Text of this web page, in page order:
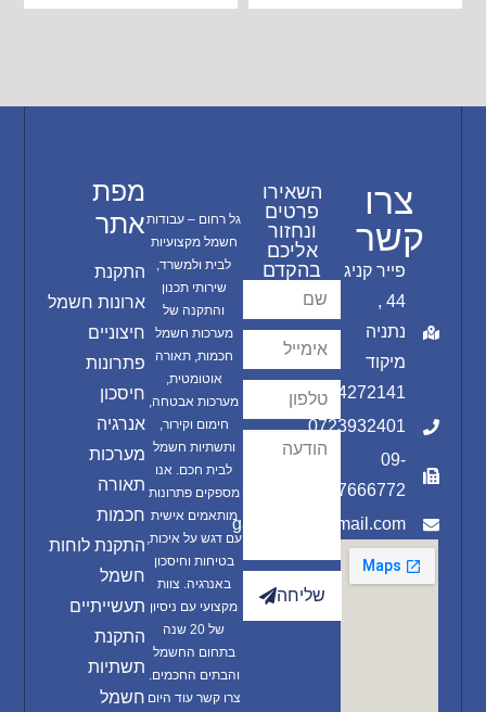
גל רחום – עבודות
חשמל מקצועיות
לבית ולמשרד,
שירותי תכנון
והתקנה של
מערכות חשמל
חכמות, תאורה
אוטומטית,
מערכות אבטחה,
חימום וקירור,
ותשתיות חשמל
לבית חכם. אנו
מספקים פתרונות
מותאמים אישית
עם דגש על איכות,
בטיחות וחיסכון
באנרגיה. צוות
מקצועי עם ניסיון
של 20 שנה
בתחום החשמל
והבתים החכמים.
צרו קשר עוד היום
מפת
אתר
התקנת
ארונות חשמל
חיצוניים
פתרונות
חיסכון
אנרגיה
מערכות
תאורה
חכמות
התקנת לוחות
חשמל
תעשייתיים
התקנת
תשתיות
חשמל
צרו
קשר
פייר קניג
44 ,
נתניה
מיקוד
4272141
0723932401
09-
7666772
gal.rahum@gmail.com
השאירו
פרטים
ונחזור
אליכם
בהקדם
שליחה